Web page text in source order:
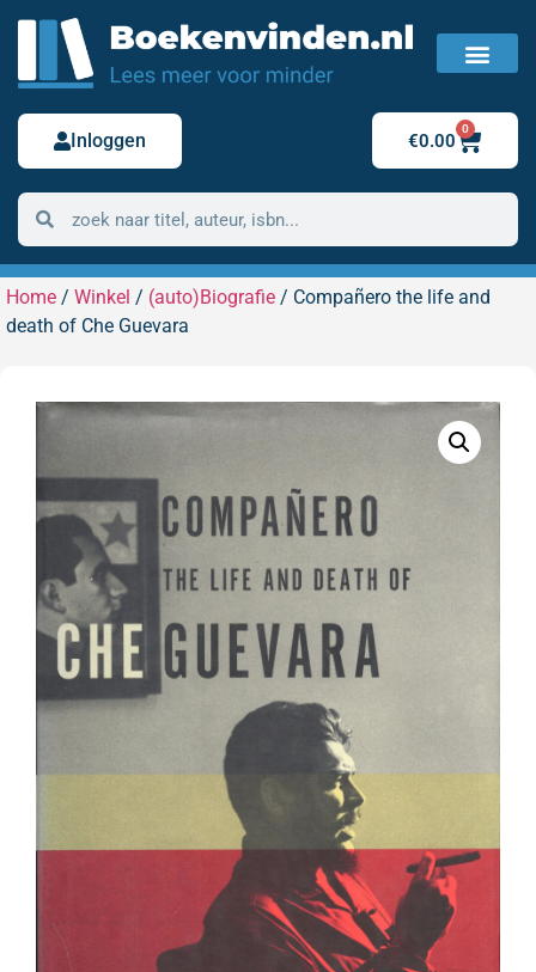
Inloggen €0.00
0
Home / Winkel / (auto)Biografie / Compañero the life and
death of Che Guevara